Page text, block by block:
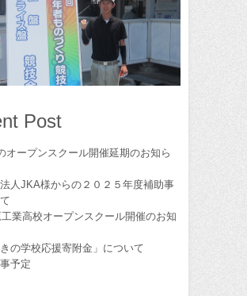
Post
オープンスクール開催延期のお知ら
人JKA様からの２０２５年度補助事
業高校オープンスクール開催のお知
きの学校応援寄附金」について
予定